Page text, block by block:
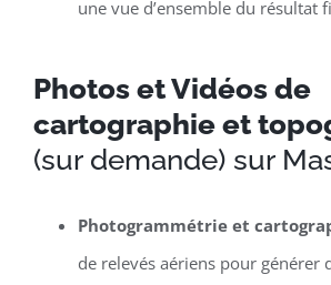
une vue d’ensemble du résultat
Photos et Vidéos de
cartographie et
(sur demande) sur
Photogrammétrie et
de relevés aériens pour générer